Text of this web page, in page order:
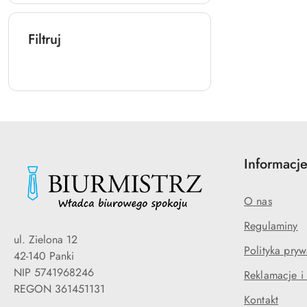
Filtruj
ul. Zielona 12
42-140 Panki
NIP 5741968246
REGON 361451131
Informacje
O nas
Regulaminy
Polityka
Reklamacje
Kontakt